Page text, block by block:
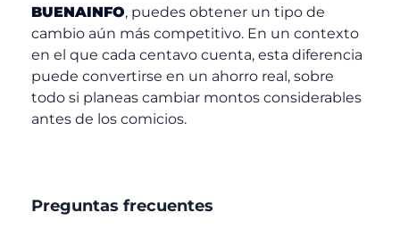
BUENAINFO, puedes obtener un tipo de
cambio aún más competitivo. En un contexto
en el que cada centavo cuenta, esta diferencia
puede convertirse en un ahorro real, sobre
todo si planeas cambiar montos considerables
antes de los comicios.
Preguntas frecuentes